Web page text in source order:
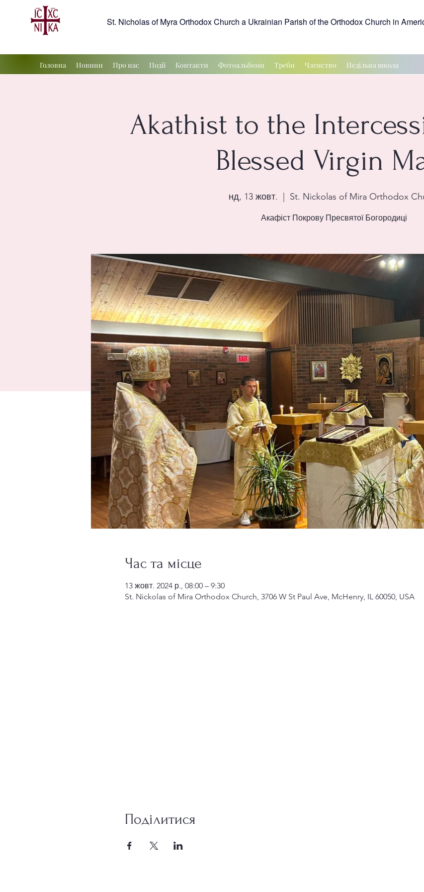
St. Nicholas of Myra Orthodox Church a Ukrainian Parish of the Orthodox Church in
Головна Новини Про нас Події Контакти Фотоальбоми Треби Членство Недільна школа
Akathist to the
Blessed Virgin
нд, 13 жовт. St. Nickolas of Mira Orthodox
Акафіст Покрову Пресвятої Богородиці
Час та місце
13 жовт. 2024 р., 08:00 – 9:30
St. Nickolas of Mira Orthodox Church, 3706 W St Paul Ave, McHenry, IL 60050, USA
Поділитися